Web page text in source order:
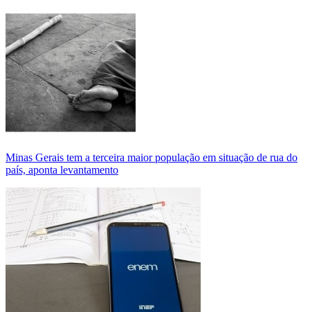
Minas Gerais tem a terceira maior população em situação de rua do
país, aponta levantamento